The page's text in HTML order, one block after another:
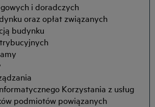
i doradczych
oraz opłat związanych
budynku
Korzystania z usług
podmiotów powiązanych